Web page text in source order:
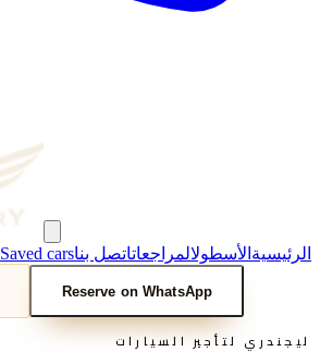
الرئيسية الأسطولالمراجعاتاتصل بناSaved cars
Reserve on WhatsApp
ليجندري لتأجير السيارات